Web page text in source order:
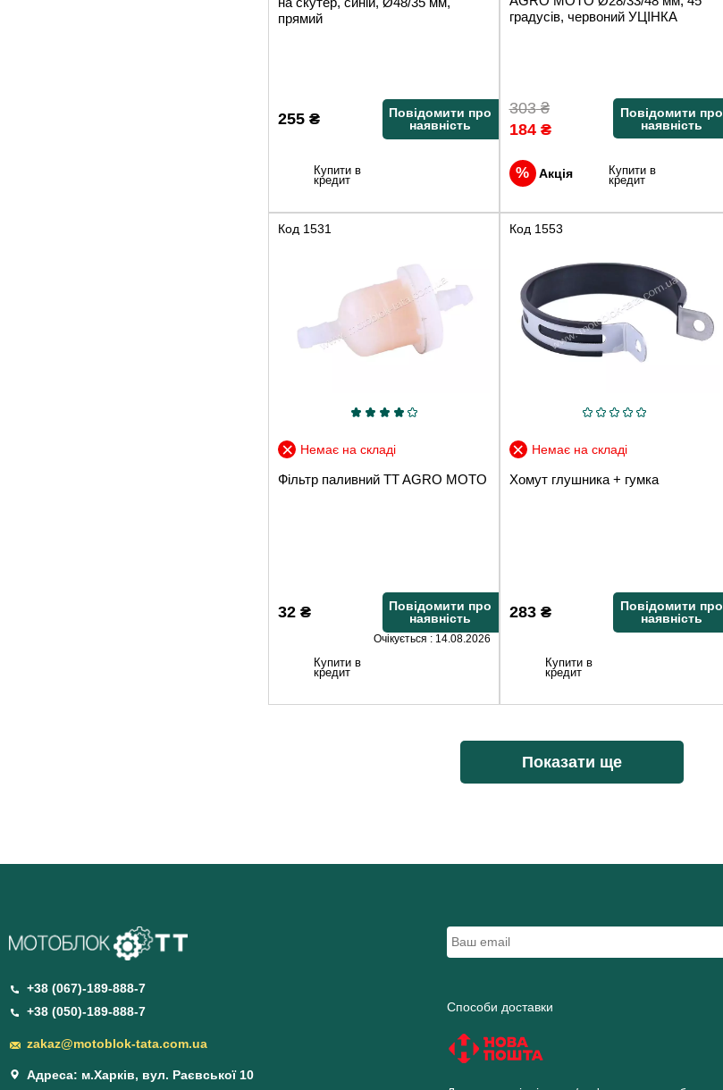
прямий
255 ₴
Повідомити про
наявність
Купити в
кредит
градусів, червоний УЦІНКА
184₴
303₴
Повідомити про
наявність
Акція Купити в
кредит
Код 1531
Немає на складі
Фільтр паливний TT AGRO MOTO
32 ₴
Повідомити про
наявність
Очікується : 14.08.2026
Купити в
кредит
Код 1553
Немає на складі
Хомут глушника + гумка
283₴
Повідомити про
наявність
Купити в
кредит
Показати ще
+38 (067)-189-888-7
+38 (050)-189-888-7
zakaz@motoblok-tata.com.ua
Адреса: м.Харків, вул. Раєвської 10
Способи доставки